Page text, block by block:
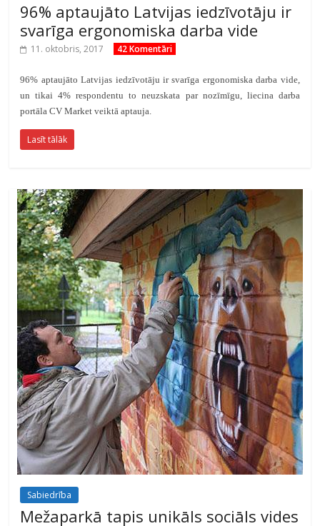
96% aptaujāto Latvijas iedzīvotāju ir
svarīga ergonomiska darba vide
11. oktobris, 2017 42 Komentāri
96% aptaujāto Latvijas iedzīvotāju ir svarīga ergonomiska darba vide,
un tikai 4% respondentu to neuzskata par nozīmīgu, liecina darba
portāla CV Market veiktā aptauja.
Lasīt tālāk
Sabiedrība
Mežaparkā tapis unikāls sociāls vides